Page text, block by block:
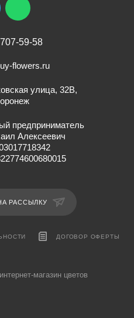
59-58
flowers.ru
улица, 32В,
предприниматель
Алексеевич
РАССЫЛКУ
ДОГОВОР ОФЕРТЫ
магазин цветов